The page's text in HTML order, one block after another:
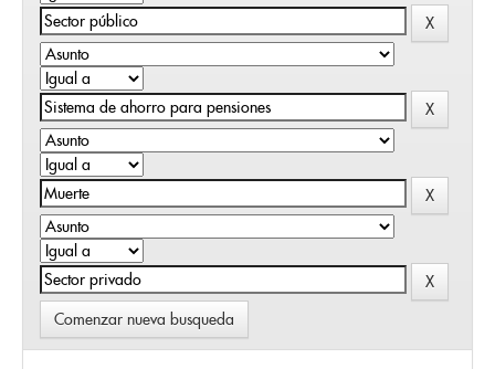
Comenzar nueva busqueda